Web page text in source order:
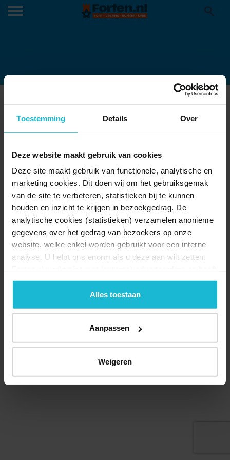
Toestemming Details Over
Deze website maakt gebruik van cookies
Deze site maakt gebruik van functionele, analytische en
marketing cookies. Dit doen wij om het gebruiksgemak
van de site te verbeteren, statistieken bij te kunnen
houden en inzicht te krijgen in bezoekgedrag. De
analytische cookies (statistieken) verzamelen anonieme
gegevens over het gedrag van bezoekers op onze
website, welke enkel worden gebruikt voor een interne
analyse. U helpt ons enorm als u deze aan wilt zetten.
geen commerciële doelstelling. U kunt deze cookies via
de knoppen accepteren, beheren of weigeren.
Alles toestaan
Aanpassen
Weigeren
WHATSAPP-IMAGE-2022-11-18-
AT-3.57.36-PM-1-845×684
© 2026 Stichting Forten Nederland
Over ons
Doneer nu Disclaimer
Contact